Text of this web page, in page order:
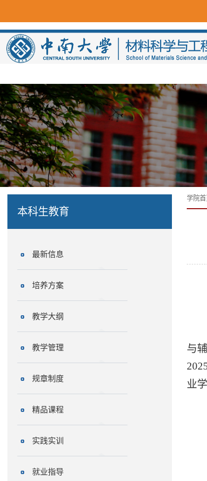
本科生教育
最新信息
培养方案
教学大纲
教学管理
规章制度
精品课程
实践实训
就业指导
学院首
与
业